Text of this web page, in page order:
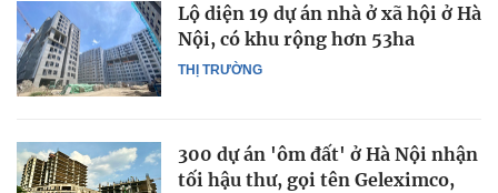
THỊ TRƯỜNG
Lộ diện 19 dự án nhà ở xã hội ở Hà
Nội, có khu rộng hơn 53ha
300 dự án 'ôm đất' ở Hà Nội nhận
tối hậu thư, gọi tên Geleximco,